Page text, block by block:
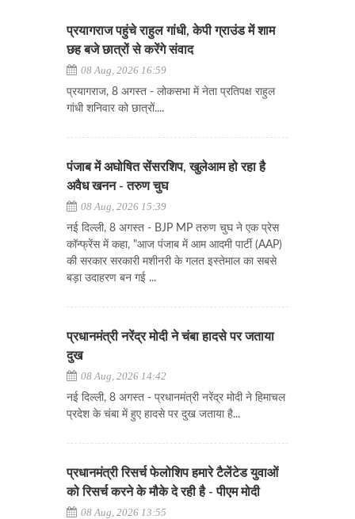
प्रयागराज पहुंचे राहुल गांधी, केपी ग्राउंड में शाम
छह बजे छात्रों से करेंगे संवाद
08 Aug, 2026 16:59
प्रयागराज, 8 अगस्त - लोकसभा में नेता प्रतिपक्ष राहुल
गांधी शनिवार को छात्रों....
पंजाब में अघोषित सेंसरशिप, खुलेआम हो रहा है
अवैध खनन - तरुण चुघ
08 Aug, 2026 15:39
नई दिल्ली, 8 अगस्त - BJP MP तरुण चुघ ने एक प्रेस
कॉन्फ्रेंस में कहा, "आज पंजाब में आम आदमी पार्टी (AAP)
की सरकार सरकारी मशीनरी के गलत इस्तेमाल का सबसे
बड़ा उदाहरण बन गई ...
प्रधानमंत्री नरेंद्र मोदी ने चंबा हादसे पर जताया
दुख
08 Aug, 2026 14:42
नई दिल्ली, 8 अगस्त - प्रधानमंत्री नरेंद्र मोदी ने हिमाचल
प्रदेश के चंबा में हुए हादसे पर दुख जताया है...
प्रधानमंत्री रिसर्च फेलोशिप हमारे टैलेंटेड युवाओं
को रिसर्च करने के मौके दे रही है - पीएम मोदी
08 Aug, 2026 13:55